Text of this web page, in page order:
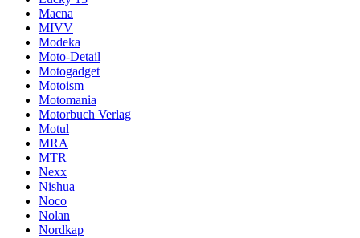
Macna
MIVV
Modeka
Moto-Detail
Motogadget
Motoism
Motomania
Motorbuch Verlag
Motul
MRA
MTR
Nexx
Nishua
Noco
Nolan
Nordkap